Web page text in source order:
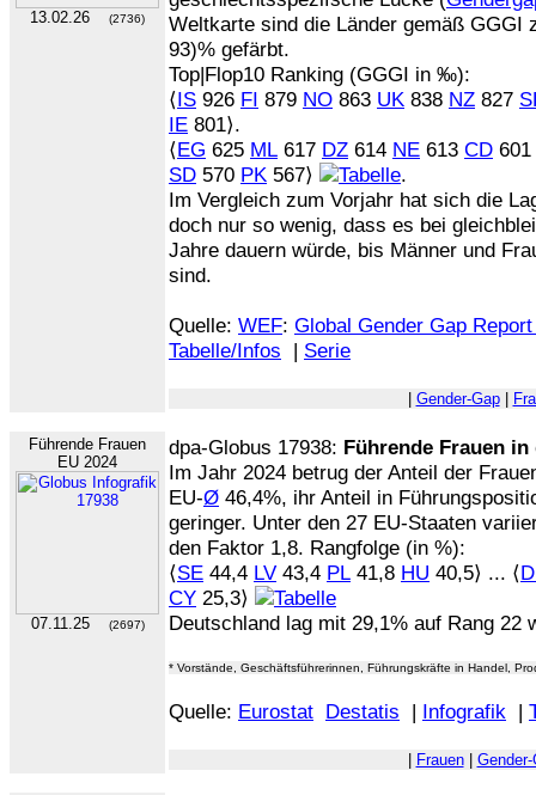
13.02.26 (2736)
Weltkarte sind die Länder gemäß GGGI
93)% gefärbt.
Top|Flop10 Ranking (GGGI in ‰):
⟨IS 926 FI 879 NO 863 UK 838 NZ 827
IE 801⟩.
⟨EG 625 ML 617 DZ 614 NE 613 CD 601
SD 570 PK 567⟩
.
Im Vergleich zum Vorjahr hat sich die
doch nur so wenig, dass es bei
Jahre dauern würde, bis Männer und
sind.
Quelle: WEF: Global Gender Gap
Tabelle/Infos | Serie
Gender-Gap|
Führende Frauen
EU 2024
07.11.25 (2697)
dpa-Globus 17938: Führende Frauen in
Im Jahr 2024 betrug der Anteil der
EU-Ø 46,4%, ihr Anteil in
geringer. Unter den 27 EU-Staaten
den Faktor 1,8. Rangfolge (in %):
⟨SE 44,4 LV 43,4 PL 41,8 HU 40,5⟩ ... ⟨
CY 25,3⟩
Deutschland lag mit 29,1% auf Rang 22
* Vorstände, Geschäftsführerinnen, Führungskräfte in Handel,
Quelle: Eurostat Destatis | Infografik |
Frauen| Gender-